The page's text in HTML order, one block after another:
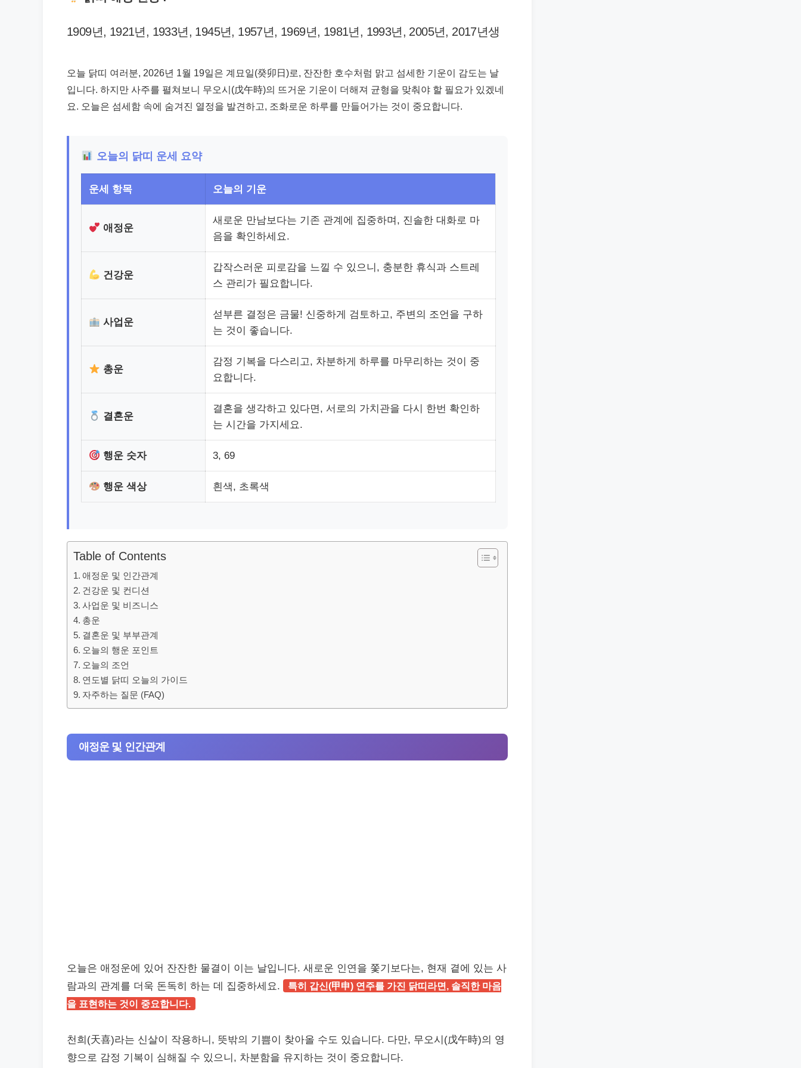
1909년, 1921년, 1933년, 1945년, 1957년, 1969년, 1981년, 1993년, 2005년, 2017년생
오늘 닭띠 여러분, 2026년 1월 19일은 계묘일(癸卯日)로, 잔잔한 호수처럼 맑고 섬세한 기운이 감도는 날
입니다. 하지만 사주를 펼쳐보니 무오시(戊午時)의 뜨거운 기운이 더해져 균형을 맞춰야 할 필요가 있겠네
요. 오늘은 섬세함 속에 숨겨진 열정을 발견하고, 조화로운 하루를 만들어가는 것이 중요합니다.
오늘의 닭띠 운세 요약
운세 항목 오늘의 기운
애정운
새로운 만남보다는 기존 관계에 집중하며, 진솔한 대화로 마
음을 확인하세요.
건강운
갑작스러운 피로감을 느낄 수 있으니, 충분한 휴식과 스트레
스 관리가 필요합니다.
사업운
섣부른 결정은 금물! 신중하게 검토하고, 주변의 조언을 구하
는 것이 좋습니다.
총운
감정 기복을 다스리고, 차분하게 하루를 마무리하는 것이 중
요합니다.
결혼운
결혼을 생각하고 있다면, 서로의 가치관을 다시 한번 확인하
는 시간을 가지세요.
행운 숫자 3, 69
행운 색상 흰색, 초록색
Table of Contents
애정운 및 인간관계
건강운 및 컨디션
사업운 및 비즈니스
총운
결혼운 및 부부관계
오늘의 행운 포인트
오늘의 조언
연도별 닭띠 오늘의 가이드
자주하는 질문 (FAQ)
애정운 및 인간관계
오늘은 애정운에 있어 잔잔한 물결이 이는 날입니다. 새로운 인연을 쫓기보다는, 현재 곁에 있는 사
람과의 관계를 더욱 돈독히 하는 데 집중하세요.
특히 갑신(甲申) 연주를 가진 닭띠라면, 솔직한 마음
을 표현하는 것이 중요합니다.
천희(天喜)라는 신살이 작용하니, 뜻밖의 기쁨이 찾아올 수도 있습니다. 다만, 무오시(戊午時)의 영
향으로 감정 기복이 심해질 수 있으니, 차분함을 유지하는 것이 중요합니다.